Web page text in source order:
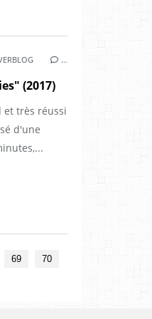
…
(2017)
et très réussi
d'une
69 70